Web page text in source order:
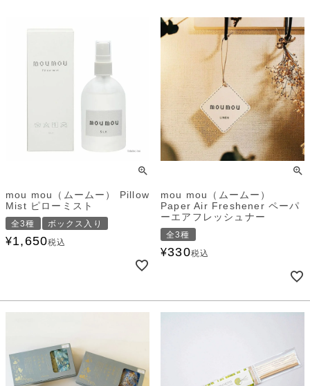
mou mou（ムームー） Pillow
Mist ピローミスト
全3種 ボックス入り
¥1,650税込
mou mou（ムームー）
Paper Air Freshener ペーパ
ーエアフレッシュナー
全3種
¥330税込